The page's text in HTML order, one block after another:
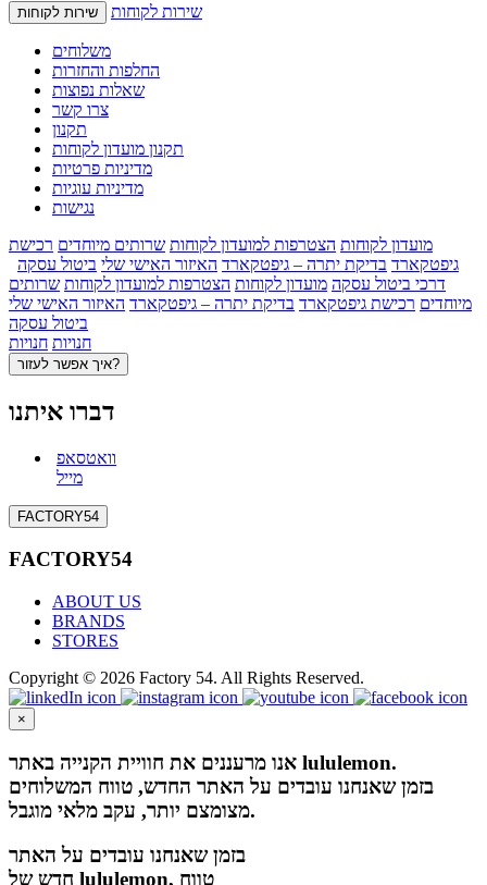
שירות לקוחות שירות לקוחות
משלוחים
החלפות והחזרות
שאלות נפוצות
צרו קשר
תקנון
תקנון מועדון לקוחות
מדיניות פרטיות
מדיניות עוגיות
נגישות
מועדון לקוחות הצטרפות למועדון לקוחות שרותים מיוחדים רכישת
גיפטקארד בדיקת יתרה – גיפטקארד האיזור האישי שלי ביטול עסקה
דרכי ביטול עסקה מועדון לקוחות הצטרפות למועדון לקוחות שרותים
מיוחדים רכישת גיפטקארד בדיקת יתרה – גיפטקארד האיזור האישי שלי
ביטול עסקה
חנויות חנויות
איך אפשר לעזור?
דברו איתנו
וואטסאפ
מייל
FACTORY54
FACTORY54
ABOUT US
BRANDS
STORES
Copyright © 2026 Factory 54. All Rights Reserved.
×
אנו מרעננים את חוויית הקנייה באתר lululemon.
בזמן שאנחנו עובדים על האתר החדש, טווח המשלוחים
מצומצם יותר, עקב מלאי מוגבל.
בזמן שאנחנו עובדים על האתר
חדש של lululemon, טווח